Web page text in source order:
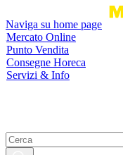
Naviga su home page
Mercato Online
Punto Vendita
Consegne Horeca
Servizi & Info